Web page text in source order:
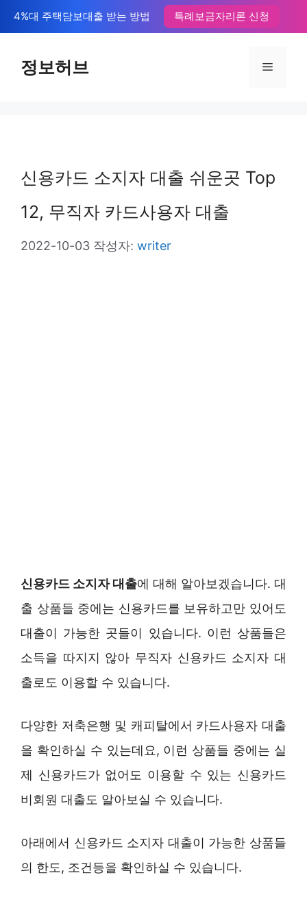
텐
4%대 주택담보대출 받는 방법 특례보금자리론 신청
정보허브 메
신용카드 소지자 대출 쉬운곳 Top
12, 무직자 카드사용자 대출
2022-10-03 작성자: writer
신용카드 소지자 대출에 대해 알아보겠습니다. 대
출 상품들 중에는 신용카드를 보유하고만 있어도
대출이 가능한 곳들이 있습니다. 이런 상품들은
소득을 따지지 않아 무직자 신용카드 소지자 대
출로도 이용할 수 있습니다.
다양한 저축은행 및 캐피탈에서 카드사용자 대출
을 확인하실 수 있는데요, 이런 상품들 중에는 실
제 신용카드가 없어도 이용할 수 있는 신용카드
비회원 대출도 알아보실 수 있습니다.
아래에서 신용카드 소지자 대출이 가능한 상품들
의 한도, 조건등을 확인하실 수 있습니다.